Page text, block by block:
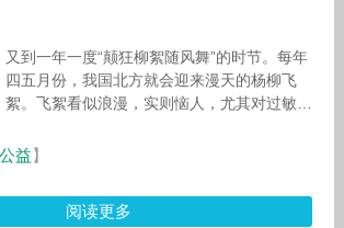
又到一年一度“颠狂柳絮随风舞”的时节。每年
四五月份，我国北方就会迎来漫天的杨柳飞
絮。飞絮看似浪漫，实则恼人，尤其对过敏人
脸，就会鼻涕一把
公益】
阅读更多